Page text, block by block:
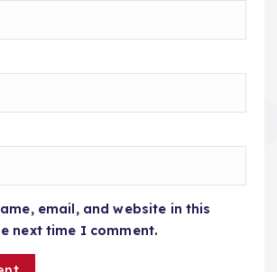
email, and website in this
next time I comment.